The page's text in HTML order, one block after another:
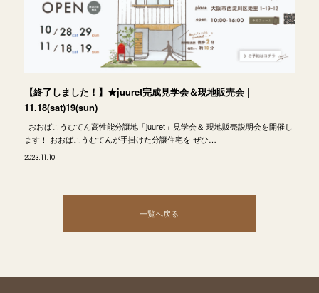
【終了しました！】★juuret完成見学会＆現地販売会 |
11.18(sat)19(sun)
おおばこうむてん高性能分譲地「juuret」見学会＆ 現地販売説明会を開催し
ます！ おおばこうむてんが手掛けた分譲住宅を ぜひ…
2023.11.10
一覧へ戻る